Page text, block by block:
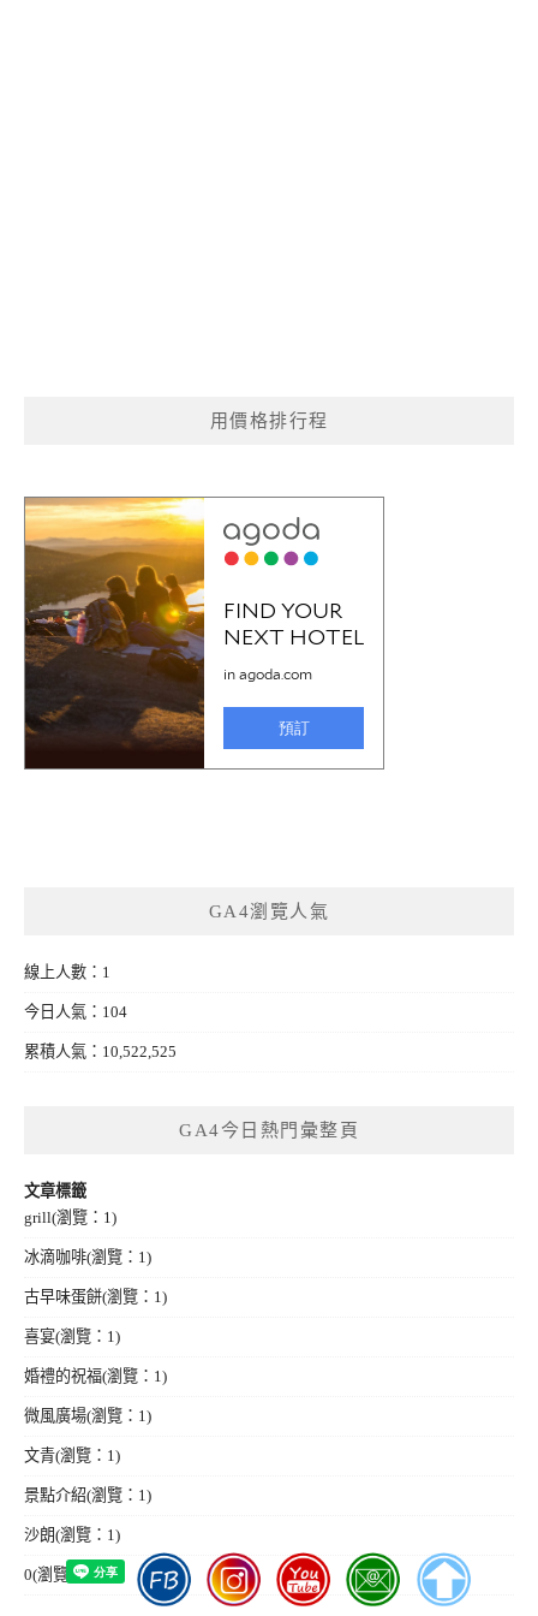
用價格排行程
GA4瀏覽人氣
線上人數：1
今日人氣：104
累積人氣：10,522,525
GA4今日熱門彙整頁
文章標籤
grill(瀏覽：1)
冰滴咖啡(瀏覽：1)
古早味蛋餅(瀏覽：1)
喜宴(瀏覽：1)
婚禮的祝福(瀏覽：1)
微風廣場(瀏覽：1)
文青(瀏覽：1)
景點介紹(瀏覽：1)
沙朗(瀏覽：1)
0(瀏覽：3)